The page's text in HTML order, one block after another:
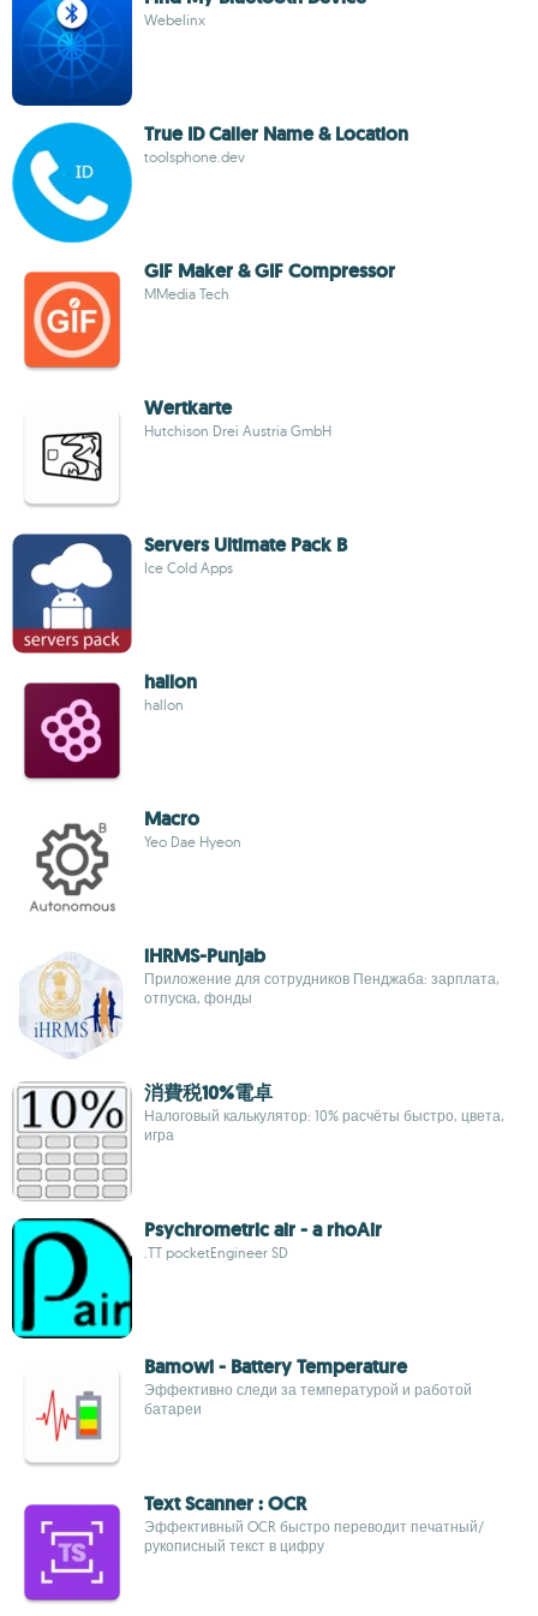
Webelinx
True ID Caller Name & Location
toolsphone.dev
GIF Maker & GIF Compressor
MMedia Tech
Wertkarte
Hutchison Drei Austria GmbH
Servers Ultimate Pack B
Ice Cold Apps
hallon
hallon
Macro
Yeo Dae Hyeon
iHRMS-Punjab
Приложение для сотрудников Пенджаба: зарплата,
отпуска, фонды
消費税10%電卓
Налоговый калькулятор: 10% расчёты быстро, цвета,
игра
Psychrometric air - a rhoAir
.TT pocketEngineer SD
Bamowi - Battery Temperature
Эффективно следи за температурой и работой
батареи
Text Scanner : OCR
Эффективный OCR быстро переводит печатный/
рукописный текст в цифру